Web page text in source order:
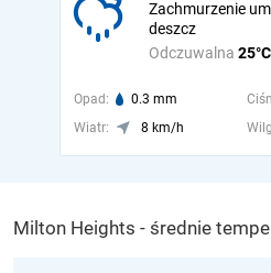
Odczuwalna 25°C
Zachmurzenie
deszcz
Opad: 0.3 mm
Wiatr:
8 km/h
Milton Heights - średnie